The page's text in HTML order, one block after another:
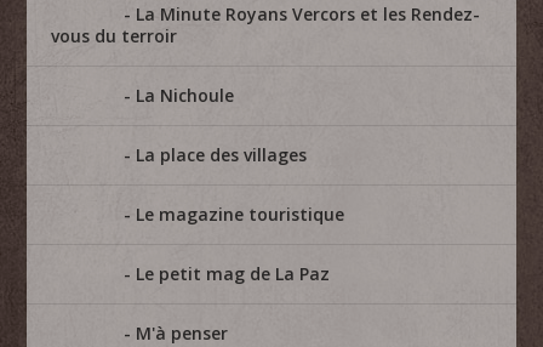
La Minute Royans Vercors et les Rendez-
vous du terroir
La Nichoule
La place des villages
Le magazine touristique
Le petit mag de La Paz
M'à penser